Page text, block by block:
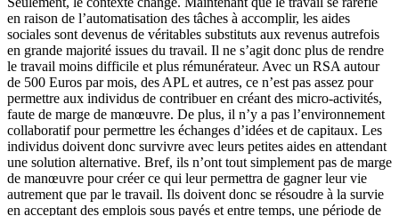
en raison de l’automatisation des tâches à accomplir, les aides
sociales sont devenus de véritables substituts aux revenus autrefois
en grande majorité issues du travail. Il ne s’agit donc plus de rendre
le travail moins difficile et plus rémunérateur. Avec un RSA autour
de 500 Euros par mois, des APL et autres, ce n’est pas assez pour
permettre aux individus de contribuer en créant des micro-activités,
faute de marge de manœuvre. De plus, il n’y a pas l’environnement
collaboratif pour permettre les échanges d’idées et de capitaux. Les
individus doivent donc survivre avec leurs petites aides en attendant
une solution alternative. Bref, ils n’ont tout simplement pas de marge
de manœuvre pour créer ce qui leur permettra de gagner leur vie
autrement que par le travail. Ils doivent donc se résoudre à la survie
en acceptant des emplois sous payés et entre temps, une période de